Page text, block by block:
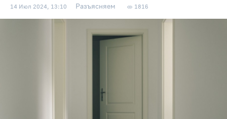
14 Июл 2024, 13:10 Разъясняем 1816